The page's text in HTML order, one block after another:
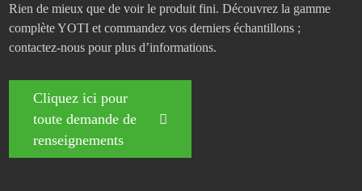
Rien de mieux que de voir le produit fini. Découvrez la gamme
complète YOTI et commandez vos derniers échantillons ;
contactez-nous pour plus d’informations.
Cliquez ici pour
toute demande de
renseignements